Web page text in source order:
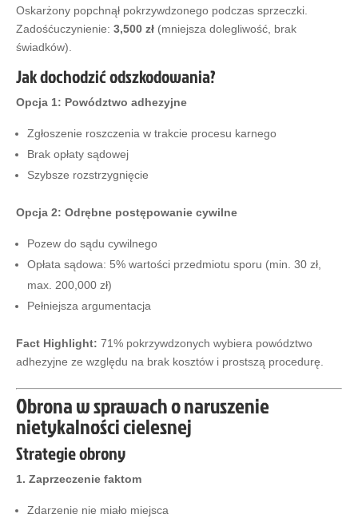
Oskarżony popchnął pokrzywdzonego podczas sprzeczki.
Zadośćuczynienie: 3,500 zł (mniejsza dolegliwość, brak
świadków).
Jak dochodzić odszkodowania?
Opcja 1: Powództwo adhezyjne
Zgłoszenie roszczenia w trakcie procesu karnego
Brak opłaty sądowej
Szybsze rozstrzygnięcie
Opcja 2: Odrębne postępowanie cywilne
Pozew do sądu cywilnego
Opłata sądowa: 5% wartości przedmiotu sporu (min. 30 zł,
max. 200,000 zł)
Pełniejsza argumentacja
Fact Highlight: 71% pokrzywdzonych wybiera powództwo
adhezyjne ze względu na brak kosztów i prostszą procedurę.
Obrona w sprawach o naruszenie
nietykalności cielesnej
Strategie obrony
1. Zaprzeczenie faktom
Zdarzenie nie miało miejsca